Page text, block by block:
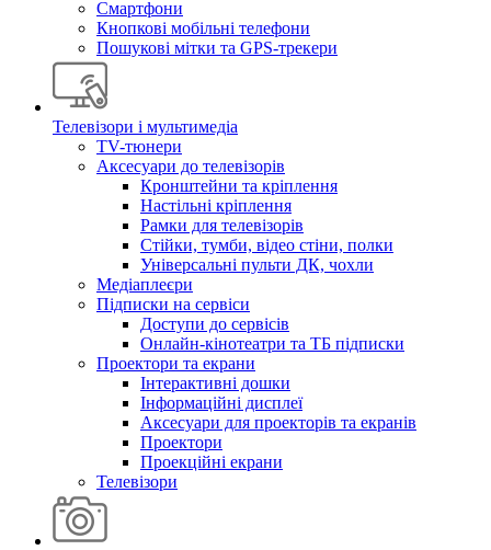
Смартфони
Кнопкові мобільні телефони
Пошукові мітки та GPS-трекери
Телевізори і мультимедіа
TV-тюнери
Аксесуари до телевізорів
Кронштейни та кріплення
Настільні кріплення
Рамки для телевізорів
Стійки, тумби, відео стіни, полки
Універсальні пульти ДК, чохли
Медіаплеєри
Підписки на сервіси
Доступи до сервісів
Онлайн-кінотеатри та ТБ підписки
Проектори та екрани
Інтерактивні дошки
Інформаційні дисплеї
Аксесуари для проекторів та екранів
Проектори
Проекційні екрани
Телевізори